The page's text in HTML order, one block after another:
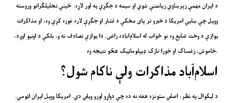
د ایران مهمې زېربناوې زیانمنې شوې او سیمه د جګړې په لور لاړه. ځینې تحلیلګرانو وروسته
وویل چې ښايي امریکا د خبرو تر پای مخکې د فشار او جګړې لاره غوره کړې وه، او مذاکرات
یوازې د وخت ضایع وه نو ځواب له اسلام‌اباده راغی. دا یوازې تصادف نه و، بلکې د اونیو اوږد،
خاموش، زغمناک او خورا نازک ډیپلوماټیک هڅو نتیجه وه.
اسلام‌آباد مذاکرات ولې ناکام شول؟
.د لیکوال په نظر، اصلي ستونزه هغه نه ده چې دواړو لورو ویلي دي. امریکا وویل ایران اټومي